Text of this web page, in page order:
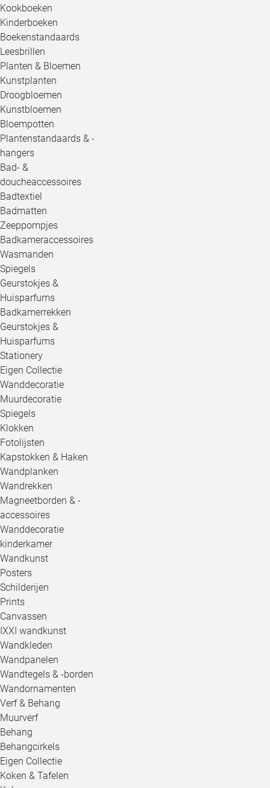
Kookboeken
Kinderboeken
Boekenstandaards
Leesbrillen
Planten & Bloemen
Kunstplanten
Droogbloemen
Kunstbloemen
Bloempotten
Plantenstandaards & -
hangers
Bad- &
doucheaccessoires
Badtextiel
Badmatten
Zeeppompjes
Badkameraccessoires
Wasmanden
Spiegels
Geurstokjes &
Huisparfums
Badkamerrekken
Geurstokjes &
Huisparfums
Stationery
Eigen Collectie
Wanddecoratie
Muurdecoratie
Spiegels
Klokken
Fotolijsten
Kapstokken & Haken
Wandplanken
Wandrekken
Magneetborden & -
accessoires
Wanddecoratie
kinderkamer
Wandkunst
Posters
Schilderijen
Prints
Canvassen
IXXI wandkunst
Wandkleden
Wandpanelen
Wandtegels & -borden
Wandornamenten
Verf & Behang
Muurverf
Behang
Behangcirkels
Eigen Collectie
Koken & Tafelen